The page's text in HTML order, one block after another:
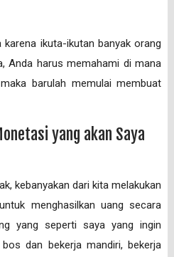
ikuta-ikutan banyak orang
Anda harus memahami di mana
barulah memulai membuat
yang akan Saya
kebanyakan dari kita melakukan
menghasilkan uang secara
yang seperti saya yang ingin
dan bekerja mandiri, bekerja